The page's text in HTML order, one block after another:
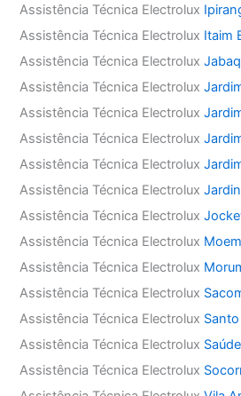
Assistência Técnica Electrolux
Assistência Técnica Electrolux Itaim
Assistência Técnica Electrolux
Assistência Técnica Electrolux
Assistência Técnica Electrolux
Assistência Técnica Electrolux
Assistência Técnica Electrolux
Assistência Técnica Electrolux
Assistência Técnica Electrolux
Assistência Técnica Electrolux
Assistência Técnica Electrolux
Assistência Técnica Electrolux
Assistência Técnica Electrolux
Assistência Técnica Electrolux Saúde
Assistência Técnica Electrolux